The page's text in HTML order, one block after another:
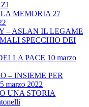
MEMORIA 27
– ASLAN IL LEGAME
SPECCHIO DEI
PACE 10 marzo
– INSIEME PER
marzo 2022
UNA STORIA